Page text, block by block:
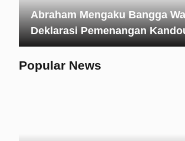
Popular News
Abraham Mengaku Bangga
Deklarasi Pemenangan